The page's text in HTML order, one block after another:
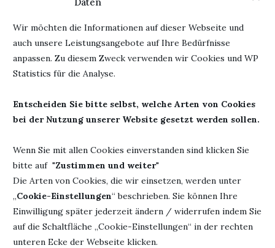
Wir möchten die Informationen auf dieser Webseite und
auch unsere Leistungsangebote auf Ihre Bedürfnisse
anpassen. Zu diesem Zweck verwenden wir Cookies und WP
Statistics für die Analyse.
Entscheiden Sie bitte selbst, welche Arten von Cookies
bei der Nutzung unserer Website gesetzt werden sollen.
Wenn Sie mit allen Cookies einverstanden sind klicken Sie
bitte auf "Zustimmen und weiter"
Die Arten von Cookies, die wir einsetzen, werden unter
„Cookie-Einstellungen“ beschrieben. Sie können Ihre
Einwilligung später jederzeit ändern / widerrufen indem Sie
auf die Schaltfläche „Cookie-Einstellungen“ in der rechten
unteren Ecke der Webseite klicken.
EIN INTERVIEW DER ETWAS ANDEREN ART